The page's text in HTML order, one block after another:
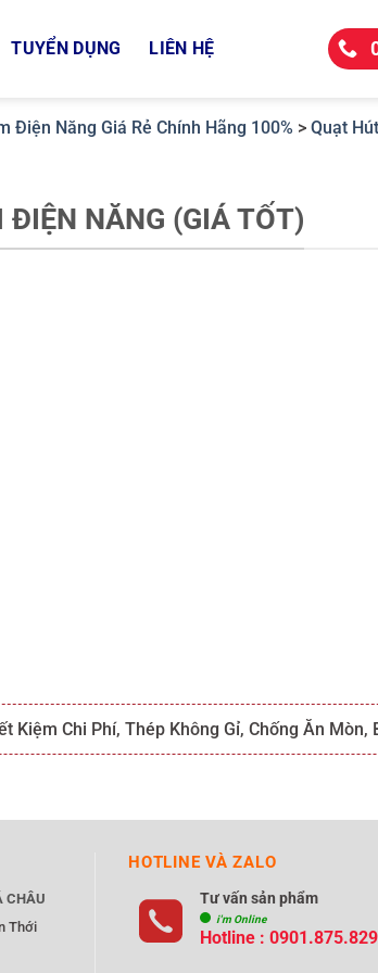
TUYỂN DỤNG LIÊN HỆ
Điện Năng Giá Rẻ Chính Hãng 100% > Quạt
ĐIỆN NĂNG (GIÁ TỐT)
Chi Phí, Thép Không Gỉ, Chống Ăn
CHÂU
Thới
HOTLINE VÀ ZALO
Tư vấn sản phẩm
i'm Online
Hotline : 0901.875.829